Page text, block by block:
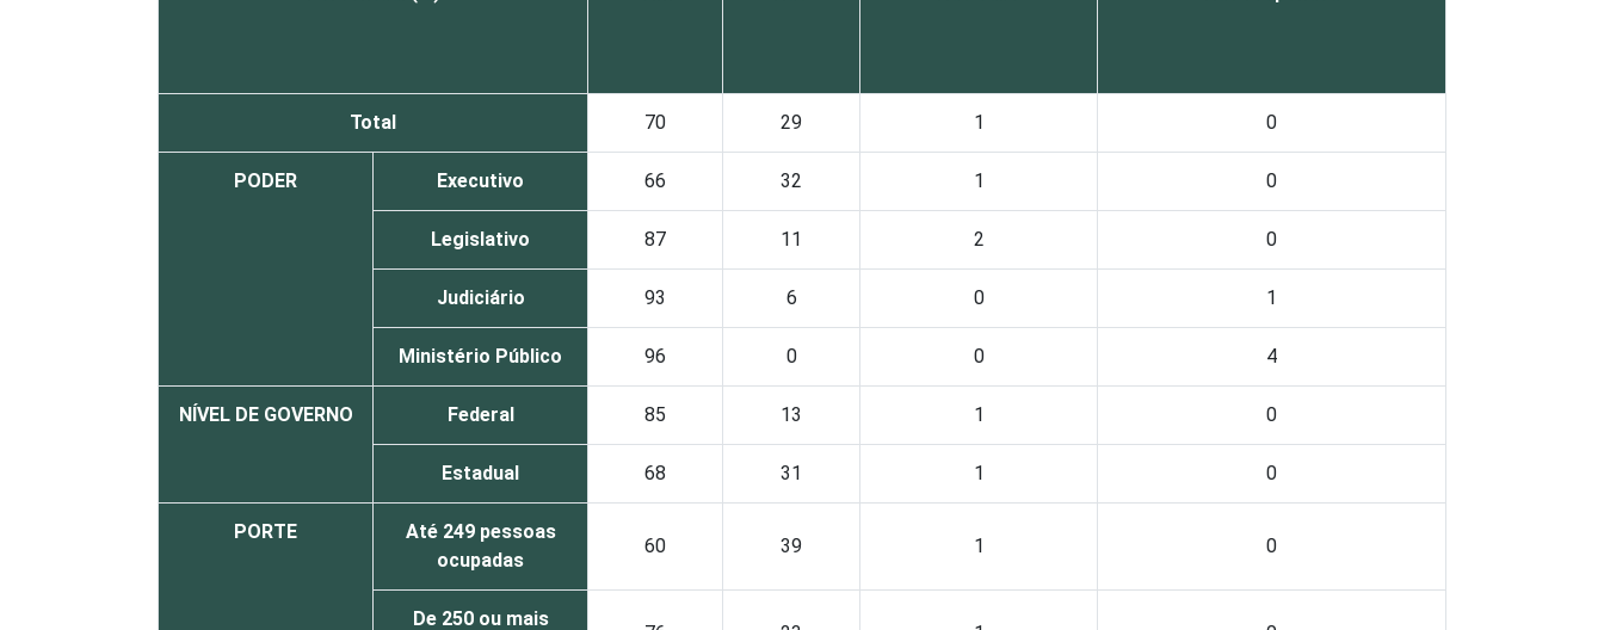
Total 70 29 1 0
PODER Executivo 66 32 1 0
Legislativo 87 11 2 0
Judiciário 93 6 0 1
Ministério Público 96 0 0 4
NÍVEL DE GOVERNO Federal 85 13 1 0
Estadual 68 31 1 0
PORTE
Até 249 pessoas
ocupadas
60 39 1 0
De 250 ou mais